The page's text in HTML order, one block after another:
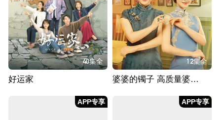
40集全
好运家
12集全
婆婆的镯子 高质量婆媳相处之道
APP专享 APP专享